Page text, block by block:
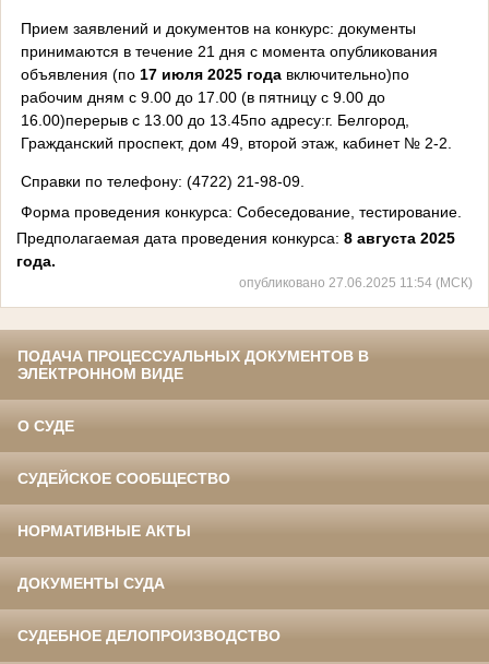
Прием заявлений и документов на конкурс: документы
принимаются в течение 21 дня с момента опубликования
объявления (по 17 июля 2025 годавключительно)по
рабочим дням с 9.00 до 17.00 (в пятницу с 9.00 до
16.00)перерыв с 13.00 до 13.45по адресу:г. Белгород,
Гражданский проспект, дом 49, второй этаж, каби­нет № 2-2.
Справки по телефону: (4722) 21-98-09.
Форма проведения конкурса: Собеседование, тестирование.
Предполагаемая дата проведения конкурса: 8 августа 2025
года.
опубликовано 27.06.2025 11:54 (МСК)
ПОДАЧА ПРОЦЕССУАЛЬНЫХ ДОКУМЕНТОВ В
ЭЛЕКТРОННОМ ВИДЕ
О СУДЕ
СУДЕЙСКОЕ СООБЩЕСТВО
НОРМАТИВНЫЕ АКТЫ
ДОКУМЕНТЫ СУДА
СУДЕБНОЕ ДЕЛОПРОИЗВОДСТВО